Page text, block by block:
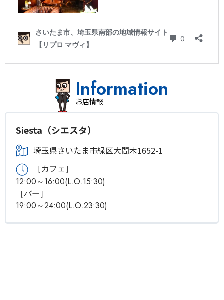
Information
お店情報
Siesta（シエスタ）
埼玉県さいたま市緑区大間木1652-1
［カフェ］
12:00～16:00(L.O.15:30)
［バー］
19:00～24:00(L.O.23:30)